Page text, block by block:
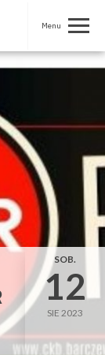
SOB.
12
SIE 2023